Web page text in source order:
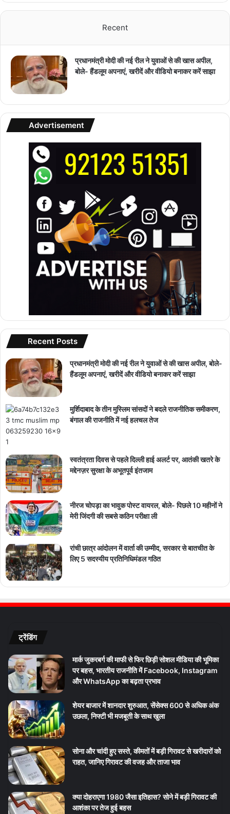
Recent
प्रधानमंत्री मोदी की नई रील ने युवाओं से की खास अपील,
बोले- हैंडलूम अपनाएं, खरीदें और वीडियो बनाकर करें साझा
Advertisement
Recent Posts
प्रधानमंत्री मोदी की नई रील ने युवाओं से की खास अपील, बोले-
हैंडलूम अपनाएं, खरीदें और वीडियो बनाकर करें साझा
मुर्शिदाबाद के तीन मुस्लिम सांसदों ने बदले राजनीतिक समीकरण,
बंगाल की राजनीति में नई हलचल तेज
स्वतंत्रता दिवस से पहले दिल्ली हाई अलर्ट पर, आतंकी खतरे के
मद्देनज़र सुरक्षा के अभूतपूर्व इंतजाम
नीरज चोपड़ा का भावुक पोस्ट वायरल, बोले- पिछले 10 महीनों ने
मेरी जिंदगी की सबसे कठिन परीक्षा ली
रांची छात्र आंदोलन में वार्ता की उम्मीद, सरकार से बातचीत के
लिए 5 सदस्यीय प्रतिनिधिमंडल गठित
ट्रेंडिंग
मार्क जुकरबर्ग की माफी से फिर छिड़ी सोशल मीडिया की भूमिका
पर बहस, भारतीय राजनीति में Facebook, Instagram
और WhatsApp का बढ़ता प्रभाव
शेयर बाजार में शानदार शुरुआत, सेंसेक्स 600 से अधिक अंक
उछला, निफ्टी भी मजबूती के साथ खुला
सोना और चांदी हुए सस्ते, कीमतों में बड़ी गिरावट से खरीदारों को
राहत, जानिए गिरावट की वजह और ताजा भाव
क्या दोहराएगा 1980 जैसा इतिहास? सोने में बड़ी गिरावट की
आशंका पर तेज हुई बहस